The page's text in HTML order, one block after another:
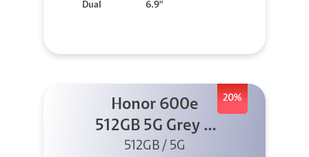
Dual
6.9"
20%
Honor 600e
512GB 5G Grey +
45W
512GB / 5G